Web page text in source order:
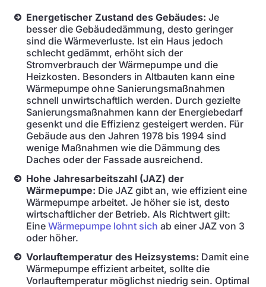
Energetischer Zustand des Gebäudes: Je
besser die Gebäudedämmung, desto geringer
sind die Wärmeverluste. Ist ein Haus jedoch
schlecht gedämmt, erhöht sich der
Stromverbrauch der Wärmepumpe und die
Heizkosten. Besonders in Altbauten kann eine
Wärmepumpe ohne Sanierungsmaßnahmen
schnell unwirtschaftlich werden. Durch gezielte
Sanierungsmaßnahmen kann der Energiebedarf
gesenkt und die Effizienz gesteigert werden. Für
Gebäude aus den Jahren 1978 bis 1994 sind
wenige Maßnahmen wie die Dämmung des
Daches oder der Fassade ausreichend.
Hohe Jahresarbeitszahl (JAZ) der
Wärmepumpe: Die JAZ gibt an, wie effizient eine
Wärmepumpe arbeitet. Je höher sie ist, desto
wirtschaftlicher der Betrieb. Als Richtwert gilt:
Eine Wärmepumpe lohnt sich ab einer JAZ von 3
oder höher.
Vorlauftemperatur des Heizsystems: Damit eine
Wärmepumpe effizient arbeitet, sollte die
Vorlauftemperatur möglichst niedrig sein. Optimal